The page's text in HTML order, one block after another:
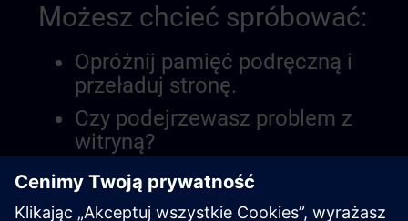
Możesz chcieć spróbować:
Opróżnij pamięć podręczną i
przeładuj stronę.
Czy podejrzewasz problem z
witryną?
Zgłoś problem